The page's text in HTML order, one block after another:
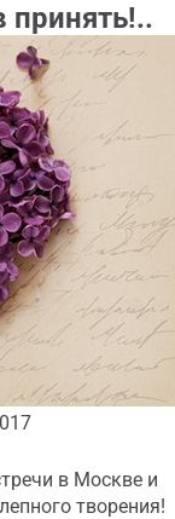
принять!..
в Москве и
творения!